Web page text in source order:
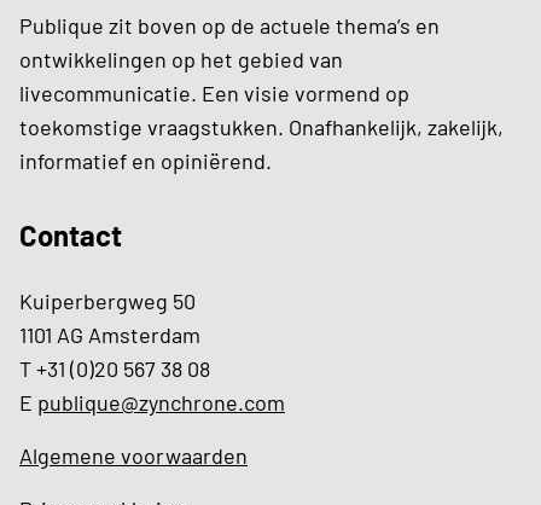
Publique zit boven op de actuele thema’s en
ontwikkelingen op het gebied van
livecommunicatie. Een visie vormend op
toekomstige vraagstukken. Onafhankelijk, zakelijk,
informatief en opiniërend.
Contact
Kuiperbergweg 50
1101 AG Amsterdam
T +31 (0)20 567 38 08
E publique@zynchrone.com
Algemene voorwaarden